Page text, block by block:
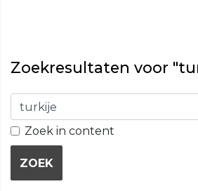
Zoekresultaten voor
Zoek in content
ZOEK